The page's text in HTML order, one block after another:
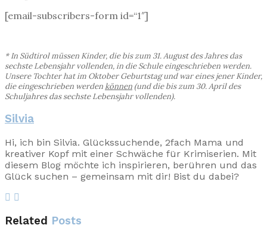
[email-subscribers-form id=“1″]
* In Südtirol müssen Kinder, die bis zum 31. August des Jahres das
sechste Lebensjahr vollenden, in die Schule eingeschrieben werden.
Unsere Tochter hat im Oktober Geburtstag und war eines jener Kinder,
die eingeschrieben werdenkönnen (und die bis zum 30. April des
Schuljahres das sechste Lebensjahr vollenden).
Silvia
Hi, ich bin Silvia. Glückssuchende, 2fach Mama und
kreativer Kopf mit einer Schwäche für Krimiserien. Mit
diesem Blog möchte ich inspirieren, berühren und das
Glück suchen – gemeinsam mit dir! Bist du dabei?
Related Posts